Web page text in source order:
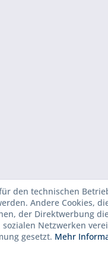
den technischen
Andere Cookies,
der Direktwerbung
Netzwerken
gesetzt. Mehr